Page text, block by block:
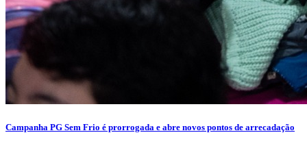
Campanha PG Sem Frio é prorrogada e abre novos pontos de arrecadação